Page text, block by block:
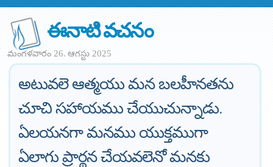
ఈనాటి వచనం
మంగళవారం 26. ఆగస్టు 2025
అటువలె ఆత్మయు మన బలహీనతను
చూచి సహాయము చేయుచున్నాడు.
ఏలయనగా మనము యుక్తముగా
ఏలాగు ప్రార్థన చేయవలెనో మనకు